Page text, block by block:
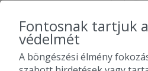
Fontosnak tartjuk
védelmét
A böngészési élmény